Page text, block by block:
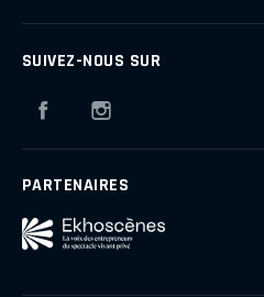
SUIVEZ-NOUS SUR
Facebook
PARTENAIRES